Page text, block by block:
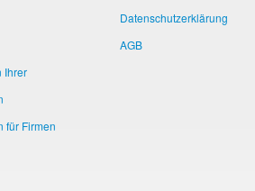
Ihrer
für Firmen
Datenschutzerklärung
AGB